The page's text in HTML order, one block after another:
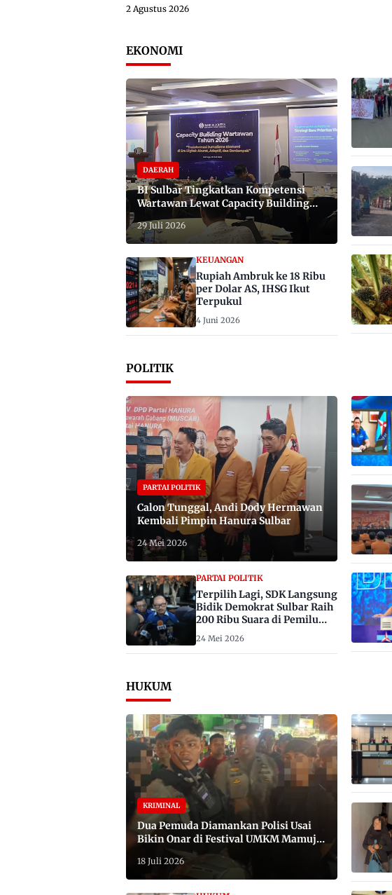
2 Agustus 2026
EKONOMI
DAERAH
BI Sulbar Tingkatkan Kompetensi
Wartawan Lewat Capacity Building
2026
29 Juli 2026
KEUANGAN
Rupiah Ambruk ke 18 Ribu
per Dolar AS, IHSG Ikut
Terpukul
4 Juni 2026
POLITIK
PARTAI POLITIK
Calon Tunggal, Andi Dody Hermawan
Kembali Pimpin Hanura Sulbar
24 Mei 2026
PARTAI POLITIK
Terpilih Lagi, SDK Langsung
Bidik Demokrat Sulbar Raih
200 Ribu Suara di Pemilu
2029
24 Mei 2026
HUKUM
KRIMINAL
Dua Pemuda Diamankan Polisi Usai
Bikin Onar di Festival UMKM Mamuju,
Satu Bawa Badik
18 Juli 2026